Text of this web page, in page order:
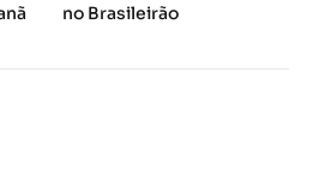
no Brasileirão